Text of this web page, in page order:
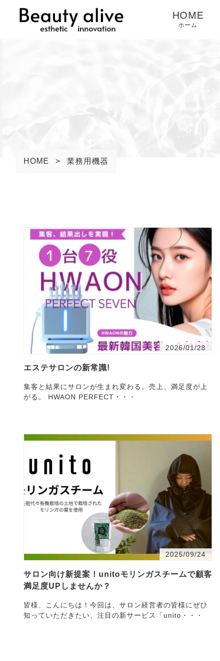
HOME
ホーム
HOME > 業務用機器
2026/01/28
エステサロンの新常識!
集客と結果にサロンが生まれ変わる。売上、満足度が上
がる。 HWAON PERFECT・・・
2025/09/24
サロン向け新提案！unitoモリンガスチームで顧客
満足度UPしませんか？
皆様、こんにちは！今回は、サロン経営者の皆様にぜひ
知っていただきたい、注目の新サービス「unito・・・